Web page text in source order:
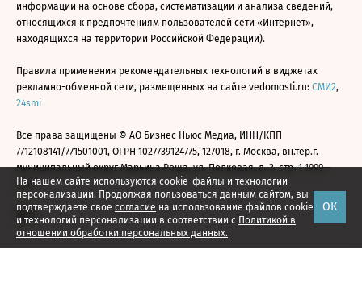
На нашем сайте используются cookie-файлы и технологии
персонализации. Продолжая пользоваться данным сайтом, вы
подтверждаете свое согласие на использование файлов cookie
и технологий персонализации в соответствии с Политикой в
отношении обработки персональных данных.
ОК
информации на основе сбора, систематизации и анализа сведений,
относящихся к предпочтениям пользователей сети «Интернет»,
находящихся на территории Российской Федерации).
Правила применения рекомендательных технологий в виджетах
рекламно-обменной сети, размещенных на сайте vedomosti.ru: СМИ2,
24smi
Все права защищены © АО Бизнес Ньюс Медиа, ИНН/КПП
7712108141/771501001, ОГРН 1027739124775, 127018, г. Москва, вн.тер.г.
муниципальный округ Марьина Роща, ул. Полковая, д. 3, стр. 1 1999—
2026